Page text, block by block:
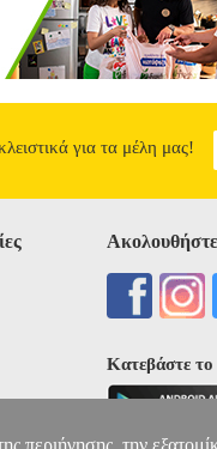
για τα μέλη μας!
Κατεβάστε